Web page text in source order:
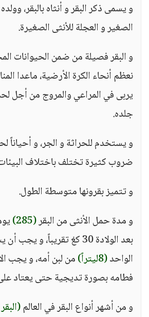
و يسمى ذكر البقر و أنثاه بالبقر،
الصغير و العجلة للأنثى الصغيرة.
و البقر فصيلة من ضمن الحيوانات
نعظم أنحاء الكرة الأرضية، ماعدا
يربى في المراعي والمروج من أجل
جلده.
و يستخدم للحراثة و الجر، و أحياناً
ضروب كثيرة تختلف باختلاف
و تتميز بقرونها متوسطة الطول.
و مدة حمل الأنثى من البقر(285)
بعد الولادة 30 كغ تقريباً، و
الواحد(8ليتراً)
من لبن أمه، و يجب
فطامه بصورة تديجية حتى يعتاد
و من أشهر أنواع البقر في العالم